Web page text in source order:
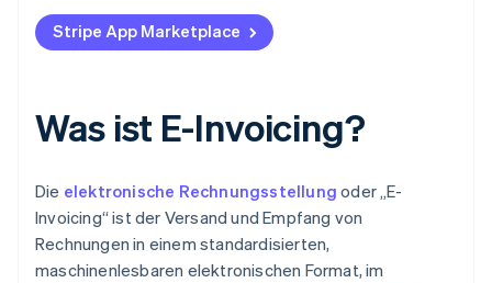
Stripe App Marketplace
Was ist E-Invoicing?
Die elektronische Rechnungsstellung oder „E-
Invoicing“ ist der Versand und Empfang von
Rechnungen in einem standardisierten,
maschinenlesbaren elektronischen Format, im